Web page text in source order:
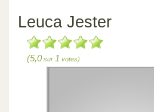
Leuca Jester
(5,0sur 1 votes)